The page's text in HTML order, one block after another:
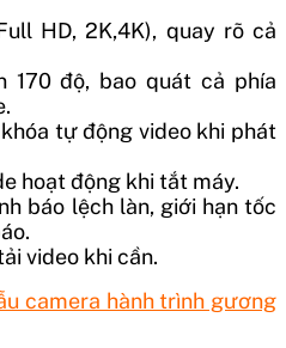
HD, 2K,4K), quay rõ cả
170 độ, bao quát cả phía
tự động video khi phát
hoạt động khi tắt máy.
báo lệch làn, giới hạn tốc
video khi cần.
camera hành trình gương